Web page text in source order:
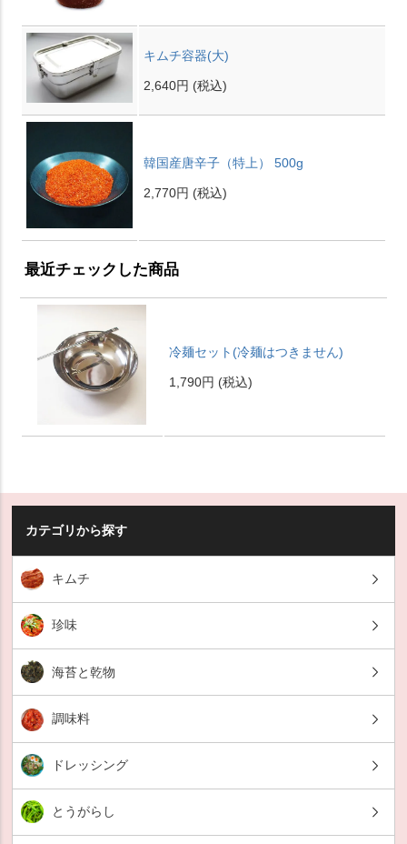
キムチ容器(大)
2,640円 (税込)
韓国産唐辛子（特上） 500g
2,770円 (税込)
最近チェックした商品
冷麺セット(冷麺はつきません)
1,790円 (税込)
カテゴリから探す
キムチ
珍味
海苔と乾物
調味料
ドレッシング
とうがらし